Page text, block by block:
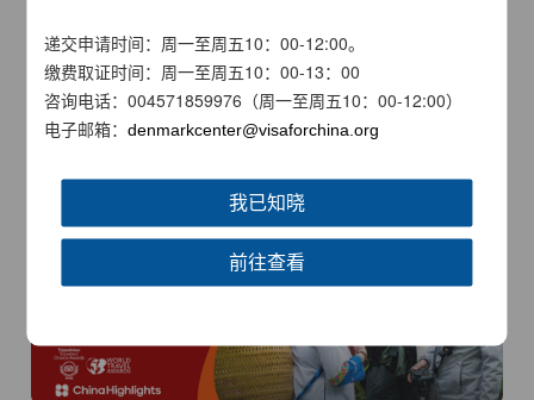
锦绣华南
递交申请时间：周一至周五10：00-12:00。
缴费取证时间：周一至周五10：00-13：00
咨询电话：004571859976（周一至周五10：00-12:00）
电子邮箱：denmarkcenter@visaforchina.org
我已知晓
前往查看